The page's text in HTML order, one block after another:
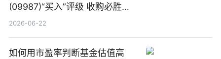
(09987)“买入”评级 收购必胜客
中国增厚利润加速成长 信息
2026-06-22
如何用市盈率判断基金估值高